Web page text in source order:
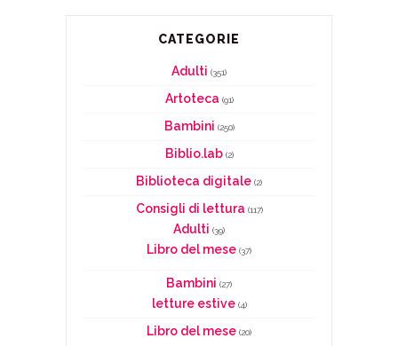
CATEGORIE
Adulti (351)
Artoteca (91)
Bambini (250)
Biblio.lab(2)
Biblioteca digitale (2)
Consigli di lettura (117)
Adulti (39)
Libro del mese (37)
Bambini (27)
letture estive(4)
Libro del mese (20)